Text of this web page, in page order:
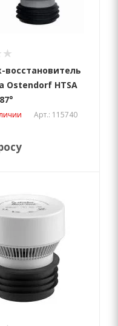
восстановитель
Ostendorf HTSA
Арт.: 115740